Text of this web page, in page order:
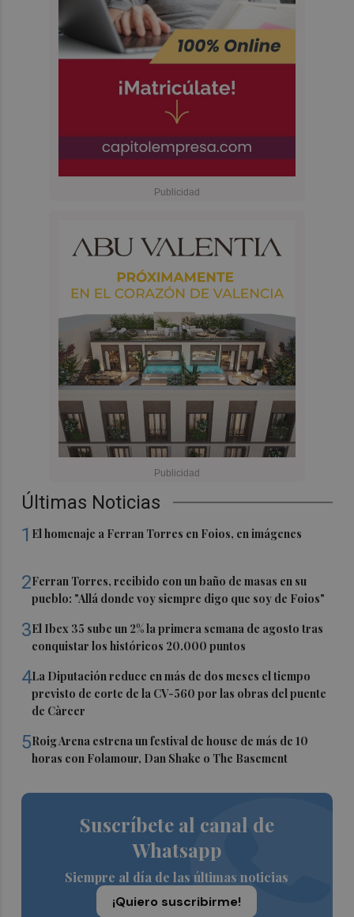
Últimas Noticias
1 El homenaje a Ferran Torres en Foios, en imágenes
2Ferran Torres, recibido con un baño de masas en su
pueblo: "Allá donde voy siempre digo que soy de Foios"
3El Ibex 35 sube un 2% la primera semana de agosto tras
conquistar los históricos 20.000 puntos
4La Diputación reduce en más de dos meses el tiempo
previsto de corte de la CV-560 por las obras del puente
de Càrcer
5Roig Arena estrena un festival de house de más de 10
horas con Folamour, Dan Shake o The Basement
Suscríbete al canal de
Whatsapp
Siempre al día de las últimas noticias
¡Quiero suscribirme!